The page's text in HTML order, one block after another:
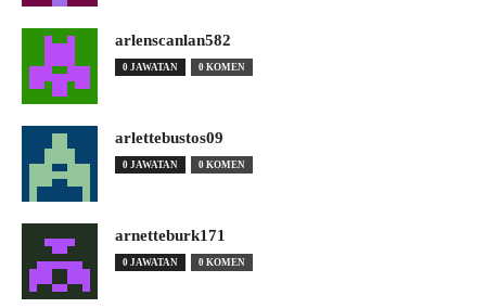
arlenscanlan582
0 JAWATAN 0 KOMEN
arlettebustos09
0 JAWATAN 0 KOMEN
arnetteburk171
0 JAWATAN 0 KOMEN